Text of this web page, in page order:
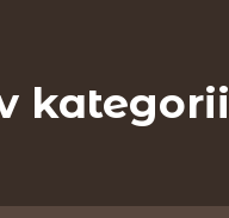
kategorii